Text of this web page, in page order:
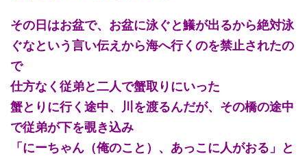
その日はお盆で、お盆に泳ぐと鱶が出るから絶対泳
ぐなという言い伝えから海へ行くのを禁止されたの
で
仕方なく従弟と二人で蟹取りにいった
蟹とりに行く途中、川を渡るんだが、その橋の途中
で従弟が下を覗き込み
「にーちゃん（俺のこと）、あっこに人がおる」と